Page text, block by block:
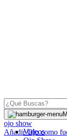
Videos
OJO
ojo show
AñadirOjocomo